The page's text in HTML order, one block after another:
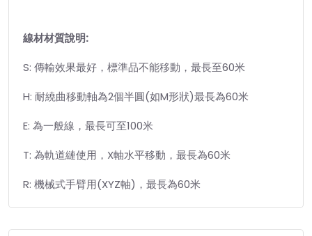
線材材質說明:
S: 傳輸效果最好，標準品不能移動，最長至60米
H: 耐繞曲移動軸為2個半圓(如M形狀)最長為60米
E: 為一般線，最長可至100米
T: 為軌道縺使用，X軸水平移動，最長為60米
R: 機械式手臂用(XYZ軸)，最長為60米